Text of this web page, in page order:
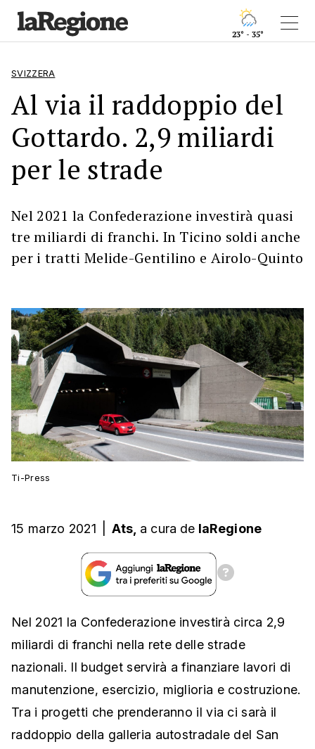
23° - 35°
SVIZZERA
Al via il raddoppio del
Gottardo. 2,9 miliardi
per le strade
Nel 2021 la Confederazione investirà quasi
tre miliardi di franchi. In Ticino soldi anche
per i tratti Melide-Gentilino e Airolo-Quinto
Ti-Press
15 marzo 2021 Ats, a cura de laRegione
Nel 2021 la Confederazione investirà circa 2,9
miliardi di franchi nella rete delle strade
nazionali. Il budget servirà a finanziare lavori di
manutenzione, esercizio, miglioria e costruzione.
Tra i progetti che prenderanno il via ci sarà il
raddoppio della galleria autostradale del San